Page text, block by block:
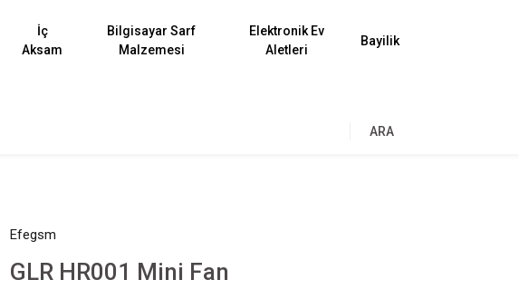
İç
Aksam
Bilgisayar Sarf
Malzemesi
Elektronik Ev
Aletleri
Bayilik
ARA
Efegsm
GLR HR001 Mini Fan